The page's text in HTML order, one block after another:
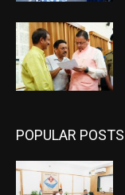
POPULAR POSTS